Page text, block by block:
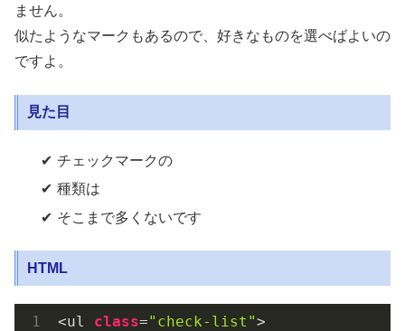
ません。
似たようなマークもあるので、好きなものを選べばよいの
ですよ。
見た目
チェックマークの
種類は
そこまで多くないです
HTML
<ul class="check-list">